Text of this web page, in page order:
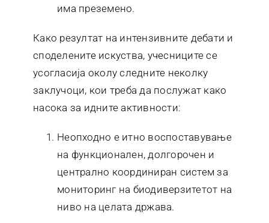
има преземено.
Како резултат на интензивните дебати и
споделените искуства, учесниците се
усогласија околу следните неколку
заклучоци, кои треба да послужат како
насока за идните активности:
Неопходно е итно воспоставување
на функционален, долгорочен и
централно координиран систем за
мониторинг на биодиверзитетот на
ниво на целата држава.